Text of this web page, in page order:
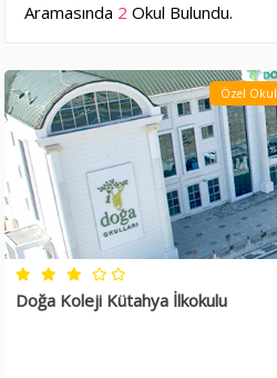
Aramasında 2 Okul Bulundu.
Özel Okul
Doğa Koleji Kütahya İlkokulu